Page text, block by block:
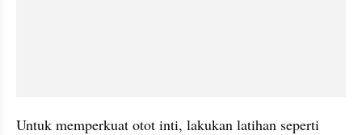
Untuk memperkuat otot inti, lakukan latihan seperti